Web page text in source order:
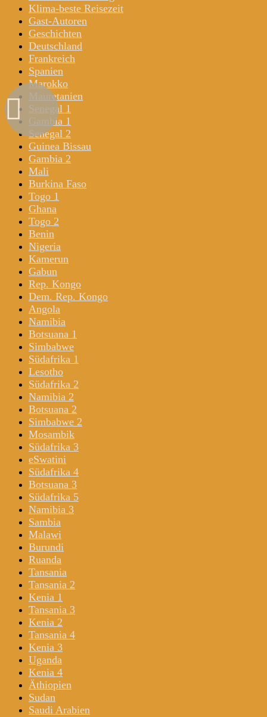
Klima-beste Reisezeit
Gast-Autoren
Geschichten
Deutschland
Frankreich
Spanien
Marokko
Mauretanien
Senegal 1
Gambia 1
Senegal 2
Guinea Bissau
Gambia 2
Mali
Burkina Faso
Togo 1
Ghana
Togo 2
Benin
Nigeria
Kamerun
Gabun
Rep. Kongo
Dem. Rep. Kongo
Angola
Namibia
Botsuana 1
Simbabwe
Südafrika 1
Lesotho
Südafrika 2
Namibia 2
Botsuana 2
Simbabwe 2
Mosambik
Südafrika 3
eSwatini
Südafrika 4
Botsuana 3
Südafrika 5
Namibia 3
Sambia
Malawi
Burundi
Ruanda
Tansania
Tansania 2
Kenia 1
Tansania 3
Kenia 2
Tansania 4
Kenia 3
Uganda
Kenia 4
Äthiopien
Sudan
Saudi Arabien